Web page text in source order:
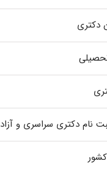
دکتری
نام دکتری سراسری و آزاد